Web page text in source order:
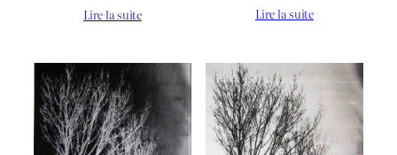
Lire la suite
Lire la suite